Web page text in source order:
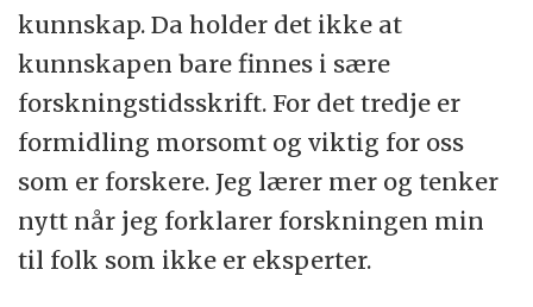
kunnskap. Da holder det ikke at
kunnskapen bare finnes i sære
forskningstidsskrift. For det tredje er
formidling morsomt og viktig for oss
som er forskere. Jeg lærer mer og tenker
nytt når jeg forklarer forskningen min
til folk som ikke er eksperter.